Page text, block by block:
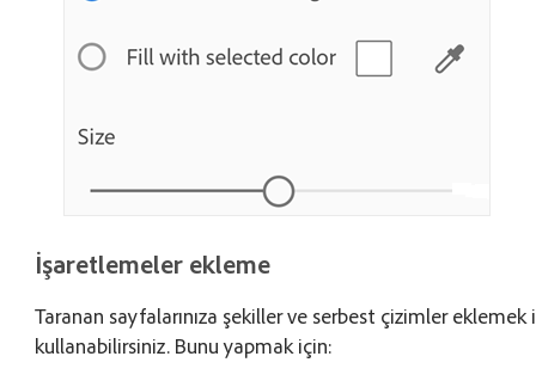
İşaretlemeler ekleme
Taranan sayfalarınıza şekiller ve serbest çizimler eklemek
kullanabilirsiniz. Bunu yapmak için: